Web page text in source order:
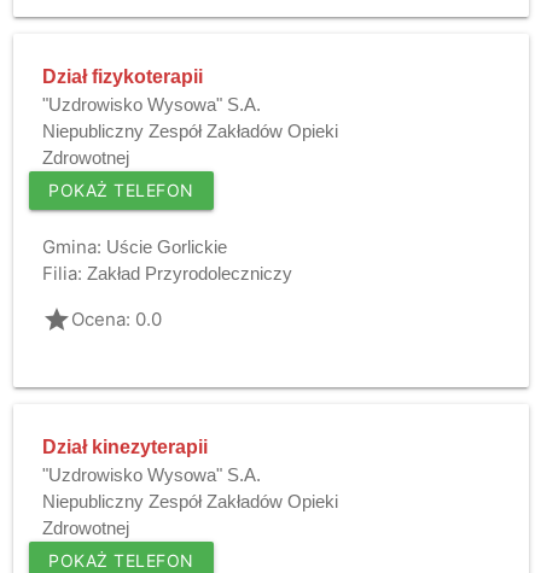
Dział fizykoterapii
"Uzdrowisko Wysowa" S.A.
Niepubliczny Zespół Zakładów Opieki
Zdrowotnej
POKAŻ TELEFON
Gmina: Uście Gorlickie
Filia: Zakład Przyrodoleczniczy
gradeOcena: 0.0
Dział kinezyterapii
"Uzdrowisko Wysowa" S.A.
Niepubliczny Zespół Zakładów Opieki
Zdrowotnej
POKAŻ TELEFON